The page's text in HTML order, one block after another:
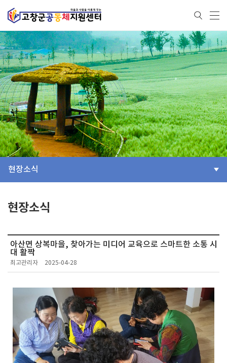
현장소식
현장소식
아산면 상복마을, 찾아가는 미디어 교육으로 스마트한 소통 시
대 활짝
최고관리자 2025-04-28